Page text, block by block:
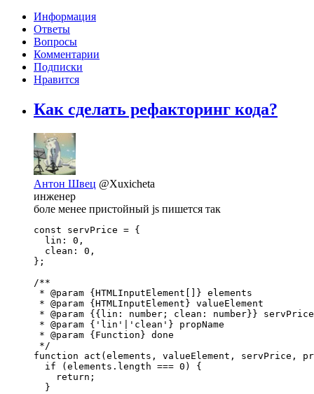
Информация
Ответы
Вопросы
Комментарии
Подписки
Нравится
Как сделать рефакторинг кода?
Антон Швец @Xuxicheta
инженер
боле менее пристойный js пишется так
const servPrice = {
  lin: 0,
  clean: 0,
};
/**
* @param {HTMLInputElement[]} elements
* @param {HTMLInputElement} valueElement
* @param {{lin: number; clean: number}} servPrice
* @param {'lin'|'clean'} propName
* @param {Function} done
*/
function act(elements, valueElement, servPrice,
  if (elements.length === 0) {
    return;
  }